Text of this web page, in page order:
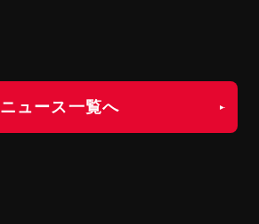
ニュース一覧へ